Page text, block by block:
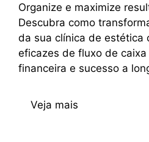
Organize e maximize
Descubra como
da sua clínica de estética
eficazes de fluxo de
financeira e sucesso a
Veja mais